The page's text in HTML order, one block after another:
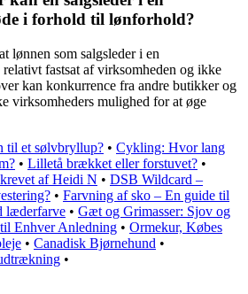
i forhold til lønforhold?
lønnen som salgsleder i en
fastsat af virksomheden og ikke
kan konkurrence fra andre butikker og
virksomheders mulighed for at øge
et sølvbryllup? • Cykling: Hvor lang
• Lilletå brækket eller forstuvet? •
af Heidi N • DSB Wildcard –
• Farvning af sko – En guide til
læderfarve • Gæt og Grimasser: Sjov og
Enhver Anledning • Ormekur, Købes
• Canadisk Bjørnehund •
•